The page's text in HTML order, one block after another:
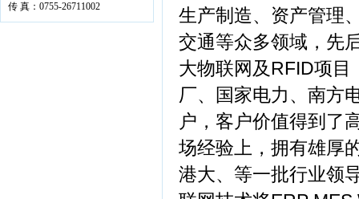
传 真：0755-26711002
生产制造、资产管理
交通等众多领域，先
大物联网及RFID项目
厂、国家电力、南方
户，客户价值得到了
场经验上，拥有雄厚
港大、等一批行业领